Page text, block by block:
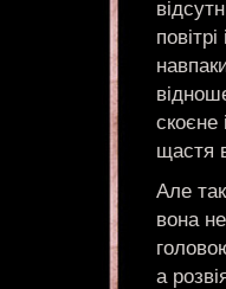
скоєне
щастя
Але
вона
а